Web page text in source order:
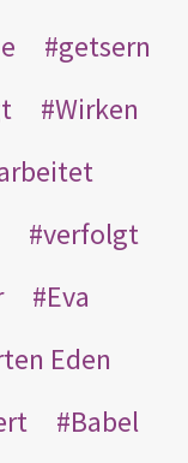
getsern
Wirken
verfolgt
Eva
Eden
Babel